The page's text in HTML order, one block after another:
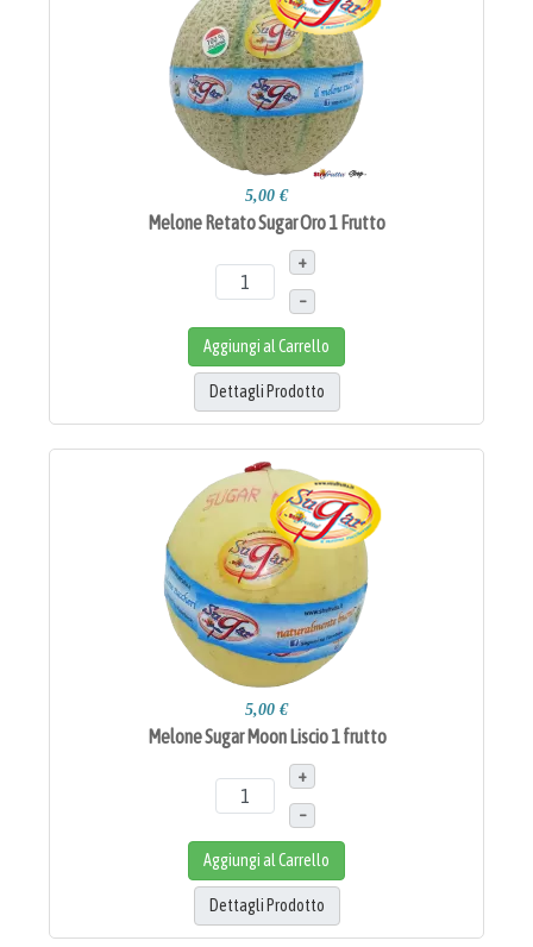
5,00 €
Melone Retato Sugar Oro 1 Frutto
+
–
Aggiungi al Carrello
Dettagli Prodotto
5,00 €
Melone Sugar Moon Liscio 1 frutto
+
–
Aggiungi al Carrello
Dettagli Prodotto